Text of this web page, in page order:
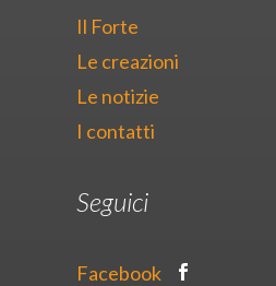
Il Forte
Le creazioni
Le notizie
I contatti
Seguici
Facebook